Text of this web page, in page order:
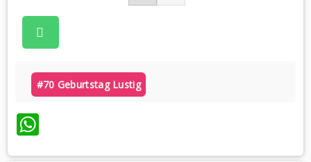
#70 Geburtstag Lustig
WhatsApp